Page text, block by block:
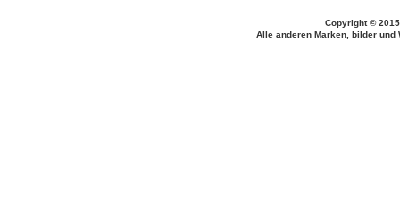
Copyright ©
Alle anderen Marken, bilder und